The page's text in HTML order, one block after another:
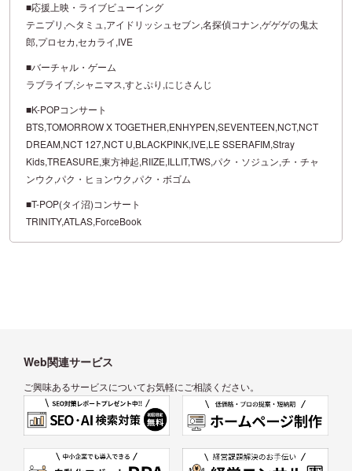
■応援上映・ライブビューイング
テニプリ,ヘタミュ,アイドリッシュセブン,名探偵コナン,ゲゲゲの鬼太
郎,プロセカ,セカライ,IVE
■バーチャル・ゲーム
ラブライブ,シャニマス,すとぷり,にじさんじ
■K-POPコンサート
BTS,TOMORROW X TOGETHER,ENHYPEN,SEVENTEEN,NCT,NCT
DREAM,NCT 127,NCT U,BLACKPINK,IVE,LE SSERAFIM,Stray
Kids,TREASURE,東方神起,RIIZE,ILLIT,TWS,パク・ソジュン,チ・チャ
ンウク,パク・ヒョンウク,パク・ボゴム
■T-POP(タイ沼)コンサート
TRINITY,ATLAS,ForceBook
Web関連サービス
ご興味あるサービスについてお気軽にご相談ください。